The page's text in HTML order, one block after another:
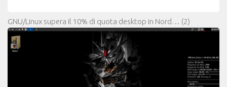
GNU/Linux supera il 10% di quota desktop in Nord… (2)